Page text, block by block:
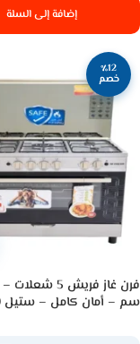
إضافة إلى السلة
٪12
خصم
سم – أمان كامل – ستيل FSC9060